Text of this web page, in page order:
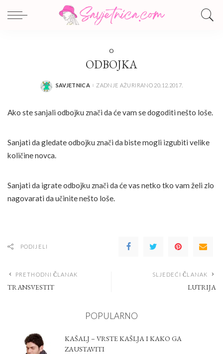
O
ODBOJKA
POSTED
SAVJETNICA ZADNJE AŽURIRANO 20.12.2017.
Ako ste sanjali odbojku znači da će vam se dogoditi nešto loše.
Sanjati da gledate odbojku znači da biste mogli izgubiti velike
količine novca.
Sanjati da igrate odbojku znači da će vas netko tko vam želi zlo
nagovarati da učinite nešto loše.
PODIJELI
PRETHODNI ČLANAK
TRANSVESTIT
SLJEDEĆI ČLANAK
LUTRIJA
POPULARNO
KAŠALJ – VRSTE KAŠLJA I KAKO GA
ZAUSTAVITI